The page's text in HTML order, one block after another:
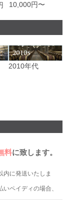
10,000円〜
2010年代
料に致します。
内に発送いたしま
ペイディの場合、